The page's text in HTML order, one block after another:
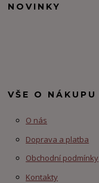
NOVINKY
VŠE O NÁKUPU
O nás
Doprava a platba
Obchodní podmínky
Kontakty